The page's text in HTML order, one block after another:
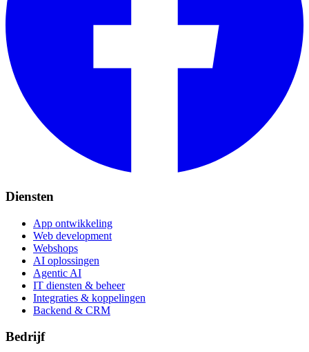
Diensten
App ontwikkeling
Web development
Webshops
AI oplossingen
Agentic AI
IT diensten & beheer
Integraties & koppelingen
Backend & CRM
Bedrijf